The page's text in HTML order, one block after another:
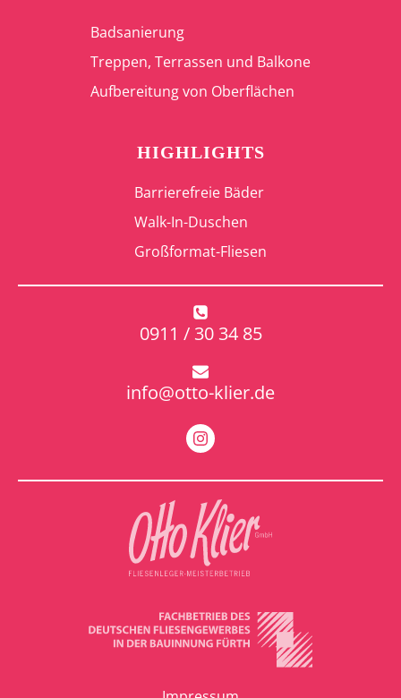
Badsanierung
Treppen, Terrassen und Balkone
Aufbereitung von Oberflächen
HIGHLIGHTS
Barrierefreie Bäder
Walk-In-Duschen
Großformat-Fliesen
0911 / 30 34 85
info@otto-klier.de